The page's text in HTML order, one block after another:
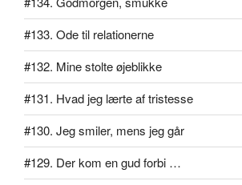
#133. Ode til relationerne
#132. Mine stolte øjeblikke
#131. Hvad jeg lærte af tristesse
#130. Jeg smiler, mens jeg går
#129. Der kom en gud forbi …